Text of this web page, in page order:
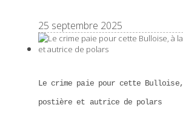
25 septembre 2025
Le crime paie pour cette
postière et autrice de polars